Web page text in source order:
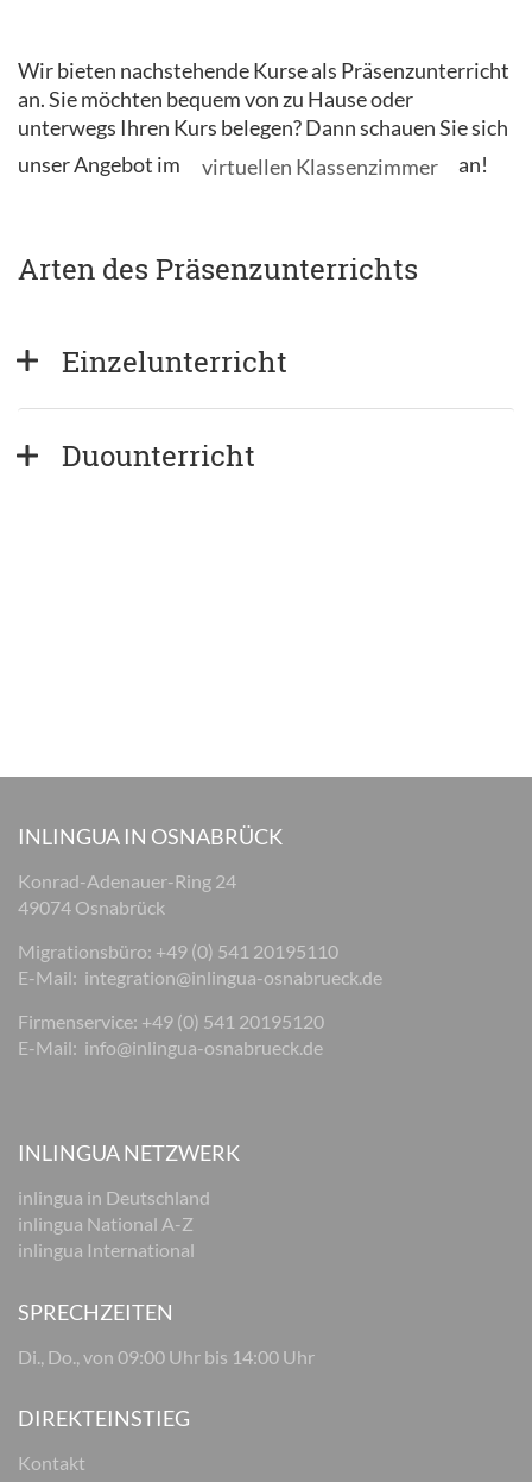
Wir bieten nachstehende Kurse als Präsenzunterricht
an. Sie möchten bequem von zu Hause oder
unterwegs Ihren Kurs belegen? Dann schauen Sie sich
unser Angebot im
virtuellen Klassenzimmer an!
Arten des Präsenzunterrichts
Einzelunterricht
Duounterricht
INLINGUA IN OSNABRÜCK
Konrad-Adenauer-Ring 24
49074 Osnabrück
Migrationsbüro: +49 (0) 541 20195110
E-Mail: integration@inlingua-osnabrueck.de
Firmenservice: +49 (0) 541 20195120
E-Mail: info@inlingua-osnabrueck.de
INLINGUA NETZWERK
inlingua in Deutschland
inlingua National A-Z
inlingua International
SPRECHZEITEN
Di., Do., von 09:00 Uhr bis 14:00 Uhr
DIREKTEINSTIEG
Kontakt